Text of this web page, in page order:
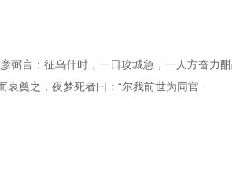
弼言：征乌什时，一日攻城急，一人方奋力
奠之，夜梦死者曰：“尔我前世为同官..